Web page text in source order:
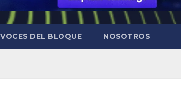
VOCES DEL BLOQUE NOSOTROS